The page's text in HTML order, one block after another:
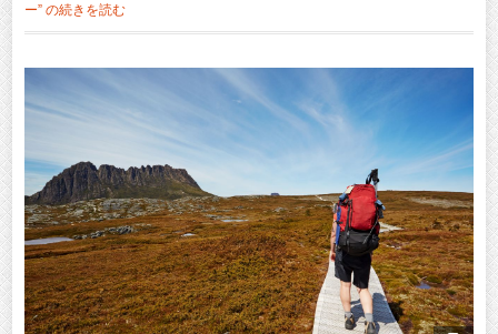
ー” の続きを読む